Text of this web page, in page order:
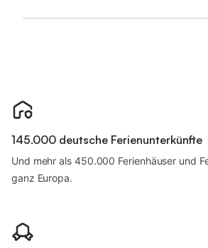
145.000 deutsche Ferienunterkünfte
Und mehr als 450.000 Ferienhäuser und
ganz Europa.